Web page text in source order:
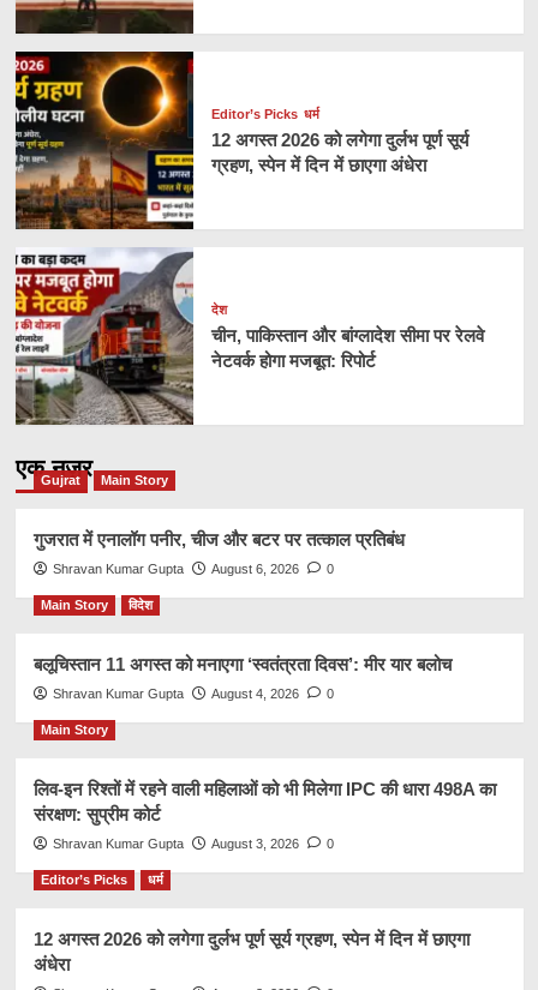
Editor’s Picks धर्म
12 अगस्त 2026 को लगेगा दुर्लभ पूर्ण सूर्य
ग्रहण, स्पेन में दिन में छाएगा अंधेरा
देश
चीन, पाकिस्तान और बांग्लादेश सीमा पर रेलवे
नेटवर्क होगा मजबूत: रिपोर्ट
एक नज़र
Gujrat Main Story
गुजरात में एनालॉग पनीर, चीज और बटर पर तत्काल प्रतिबंध
Shravan Kumar Gupta August 6, 2026 0
Main Story विदेश
बलूचिस्तान 11 अगस्त को मनाएगा ‘स्वतंत्रता दिवस’: मीर यार बलोच
Shravan Kumar Gupta August 4, 2026 0
Main Story
लिव-इन रिश्तों में रहने वाली महिलाओं को भी मिलेगा IPC की धारा 498A का
संरक्षण: सुप्रीम कोर्ट
Shravan Kumar Gupta August 3, 2026 0
Editor’s Picks धर्म
12 अगस्त 2026 को लगेगा दुर्लभ पूर्ण सूर्य ग्रहण, स्पेन में दिन में छाएगा
अंधेरा